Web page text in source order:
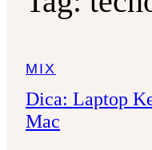
MIX
Dica: Laptop
Mac